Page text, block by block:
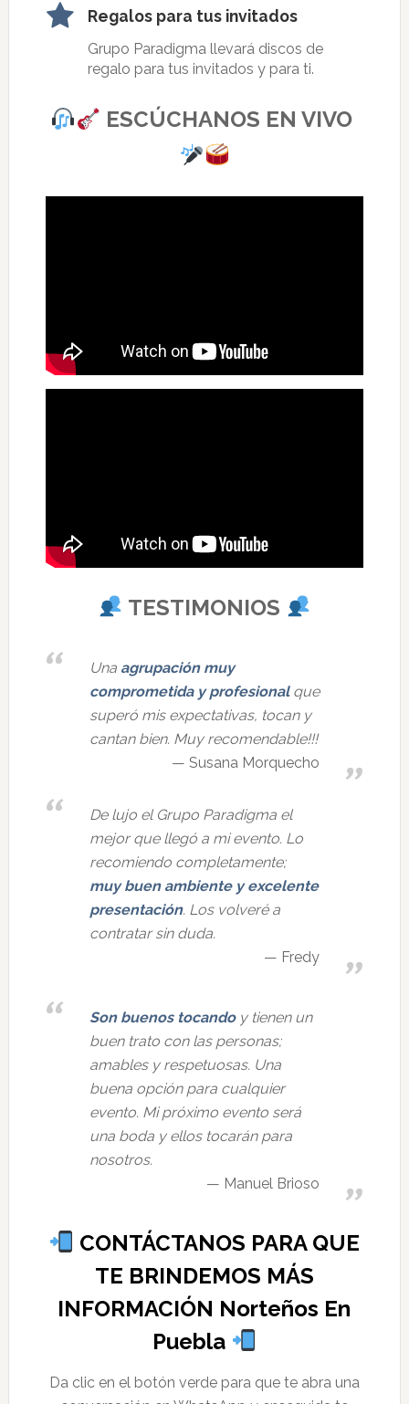
Regalos para tus invitados
Grupo Paradigma llevará discos de
regalo para tus invitados y para ti.
ESCÚCHANOS EN VIVO
TESTIMONIOS
Una agrupación muy
comprometida y profesionalque
superó mis expectativas, tocan y
cantan bien. Muy recomendable!!!
Susana Morquecho
De lujo el Grupo Paradigma el
mejor que llegó a mi evento. Lo
recomiendo completamente;
muy buen ambiente y excelente
presentación. Los volveré a
contratar sin duda.
Fredy
Son buenos tocandoy tienen un
buen trato con las personas;
amables y respetuosas. Una
buena opción para cualquier
evento. Mi próximo evento será
una boda y ellos tocarán para
nosotros.
Manuel Brioso
CONTÁCTANOS PARA QUE
TE BRINDEMOS MÁS
INFORMACIÓN Norteños En
Puebla
Da clic en el botón verde para que te abra una